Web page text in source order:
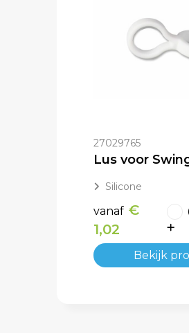
27029765
Lus voor
Silicone
vanaf €
1,02
Bekijk